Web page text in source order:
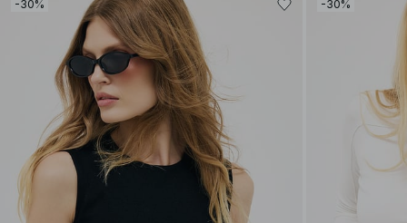
-30% -30%